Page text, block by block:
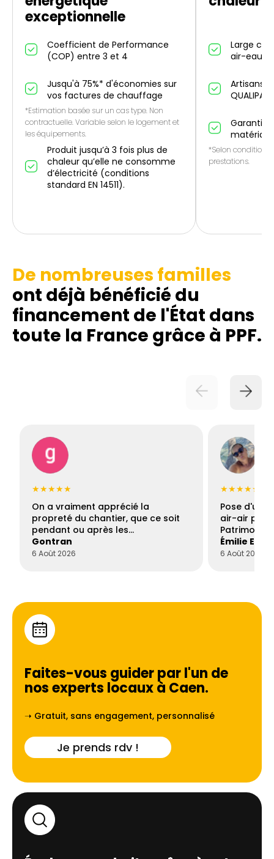
exceptionnelle
Coefficient de Performance
(COP) entre 3 et 4
Jusqu'à 75%* d'économies sur
vos factures de chauffage
*Estimation basée sur un cas type. Non
contractuelle. Variable selon le logement et
les équipements.
Produit jusqu’à 3 fois plus de
chaleur qu’elle ne consomme
d’électricité (conditions
standard EN 14511).
Large
air-eau
Artisans
QUALIPAC
Garantie
matériaux
*Selon conditions
prestations.
De nombreuses familles
ont déjà bénéficié du
financement de l'État dans
toute la France grâce à PPF.
★★★★★
On a vraiment apprécié la
propreté du chantier, que ce soit
pendant ou après les…
Gontran
6 Août 2026
★★★★★
Pose d'une
air-air par
Patrimoine
Émilie
6 Août 2026
Faites-vous guider par l'un de
nos experts locaux à Caen.
➝ Gratuit, sans engagement, personnalisé
Je prends rdv !